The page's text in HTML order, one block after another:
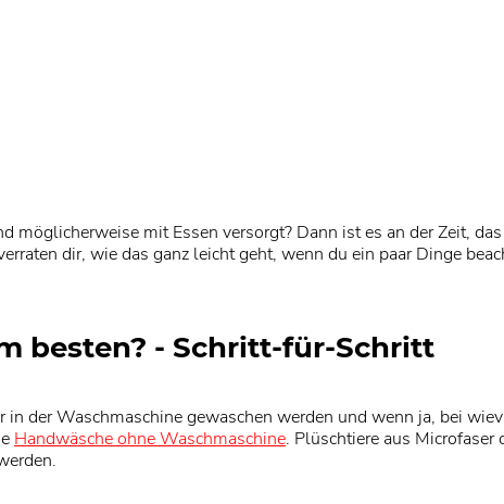
mit Essen versorgt? Dann ist es an der Zeit,
dir, wie das ganz leicht geht, wenn du ein paar Dinge
besten? - Schritt-für-Schritt
der Waschmaschine gewaschen werden und wenn ja, bei
Handwäsche ohne Waschmaschine. Plüschtiere aus Microfaser